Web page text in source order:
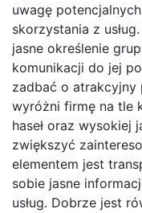
uwagę
skorzystania z
jasne określenie
komunikacji do jej
zadbać o
wyróżni firmę na tle
haseł oraz wysokiej
zwiększyć
elementem jest
sobie jasne
usług. Dobrze jest